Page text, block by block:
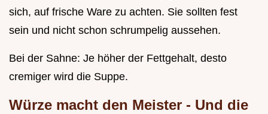
sich, auf frische Ware zu achten. Sie sollten fest
sein und nicht schon schrumpelig aussehen.
Bei der Sahne: Je höher der Fettgehalt, desto
cremiger wird die Suppe.
Würze macht den Meister - Und die